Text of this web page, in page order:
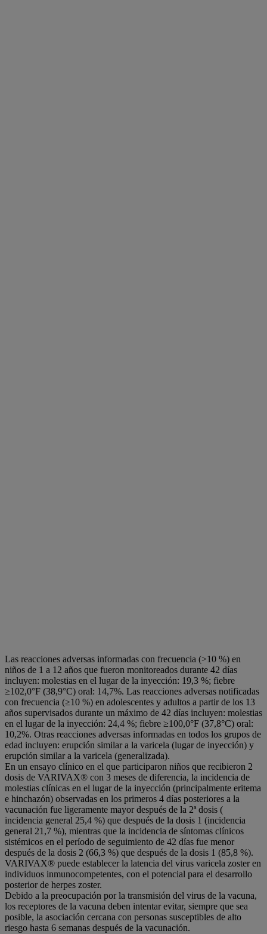
Las reacciones adversas informadas con frecuencia (>10 %) en
niños de 1 a 12 años que fueron monitoreados durante 42 días
incluyen: molestias en el lugar de la inyección: 19,3 %; fiebre
≥102,0°F (38,9°C) oral: 14,7%. Las reacciones adversas notificadas
con frecuencia (≥10 %) en adolescentes y adultos a partir de los 13
años supervisados durante un máximo de 42 días incluyen: molestias
en el lugar de la inyección: 24,4 %; fiebre ≥100,0°F (37,8°C) oral:
10,2%. Otras reacciones adversas informadas en todos los grupos de
edad incluyen: erupción similar a la varicela (lugar de inyección) y
erupción similar a la varicela (generalizada).
En un ensayo clínico en el que participaron niños que recibieron 2
dosis de VARIVAX® con 3 meses de diferencia, la incidencia de
molestias clínicas en el lugar de la inyección (principalmente eritema
e hinchazón) observadas en los primeros 4 días posteriores a la
vacunación fue ligeramente mayor después de la 2ª dosis (
incidencia general 25,4 %) que después de la dosis 1 (incidencia
general 21,7 %), mientras que la incidencia de síntomas clínicos
sistémicos en el período de seguimiento de 42 días fue menor
después de la dosis 2 (66,3 %) que después de la dosis 1 (85,8 %).
VARIVAX® puede establecer la latencia del virus varicela zoster en
individuos inmunocompetentes, con el potencial para el desarrollo
posterior de herpes zoster.
Debido a la preocupación por la transmisión del virus de la vacuna,
los receptores de la vacuna deben intentar evitar, siempre que sea
posible, la asociación cercana con personas susceptibles de alto
riesgo hasta 6 semanas después de la vacunación.